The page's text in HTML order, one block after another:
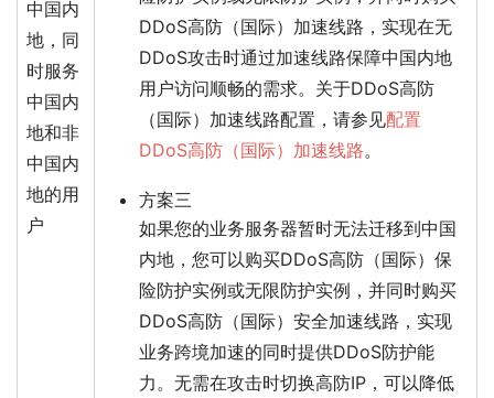
中国内
地，同
时服务
中国内
地和非
中国内
地的用
户
DDoS高防（国际）加速线路，实现在无
DDoS攻击时通过加速线路保障中国内地
用户访问顺畅的需求。关于DDoS高防
（国际）加速线路配置，请参见配置
DDoS高防（国际）加速线路。
方案三
如果您的业务服务器暂时无法迁移到中国
内地，您可以购买DDoS高防（国际）保
险防护实例或无限防护实例，并同时购买
DDoS高防（国际）安全加速线路，实现
业务跨境加速的同时提供DDoS防护能
力。无需在攻击时切换高防IP，可以降低